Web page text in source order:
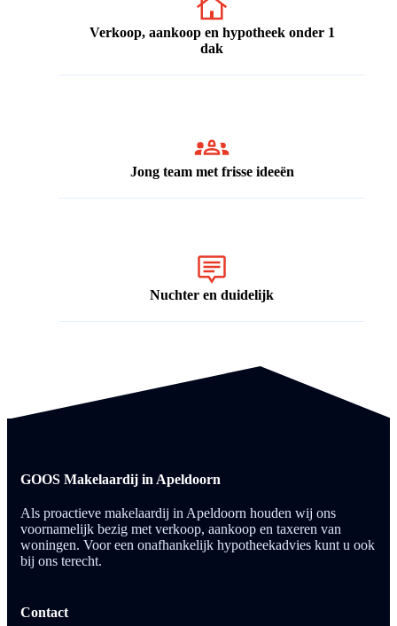
Verkoop, aankoop en hypotheek onder 1
dak
Jong team met frisse ideeën
Nuchter en duidelijk
GOOS Makelaardij in Apeldoorn
Als proactieve makelaardij in Apeldoorn houden wij ons
voornamelijk bezig met verkoop, aankoop en taxeren van
woningen. Voor een onafhankelijk hypotheekadvies kunt u ook
bij ons terecht.
Contact